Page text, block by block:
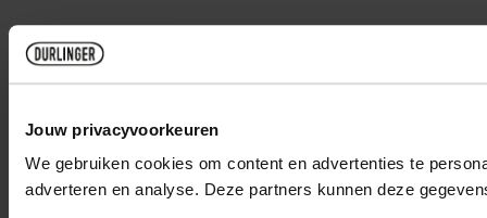
Jouw privacyvoorkeuren
We gebruiken cookies om content en advertenties te
adverteren en analyse. Deze partners kunnen deze